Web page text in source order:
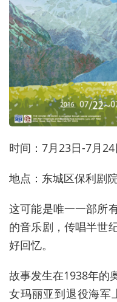
时间：7月23日-7月24
地点：东城区保利剧
这可能是唯一一部所
的音乐剧，传唱半世
好回忆。
故事发生在1938年的
女玛丽亚到退役海军